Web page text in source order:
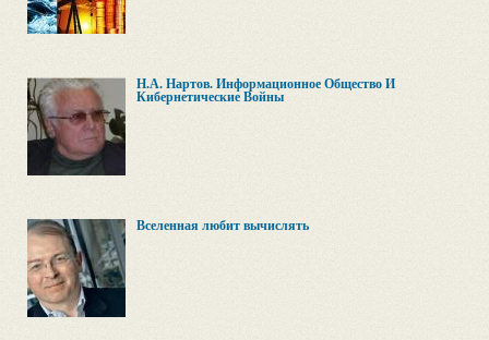
Н.А. Нартов. Информационное Общество И
Кибернетические Войны
Вселенная любит вычислять